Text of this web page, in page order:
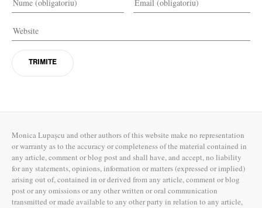
Monica Lupașcu and other authors of this website make no representation
or warranty as to the accuracy or completeness of the material contained in
any article, comment or blog post and shall have, and accept, no liability
for any statements, opinions, information or matters (expressed or implied)
arising out of, contained in or derived from any article, comment or blog
post or any omissions or any other written or oral communication
transmitted or made available to any other party in relation to any article,